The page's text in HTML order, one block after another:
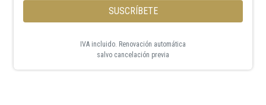
SUSCRÍBETE
IVA incluido. Renovación automática
salvo cancelación previa